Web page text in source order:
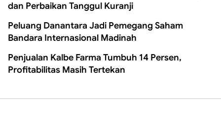
dan Perbaikan Tanggul Kuranji
Peluang Danantara Jadi Pemegang Saham
Bandara Internasional Madinah
Penjualan Kalbe Farma Tumbuh 14 Persen,
Profitabilitas Masih Tertekan